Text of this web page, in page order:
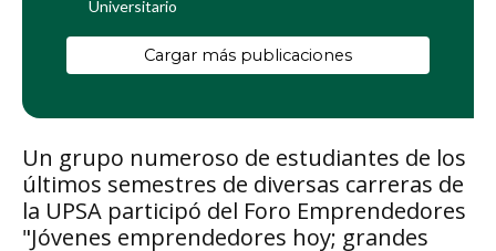
Un grupo numeroso de estudiantes de los
últimos semestres de diversas carreras de
la UPSA participó del Foro Emprendedores
"Jóvenes emprendedores hoy; grandes
Universitario
Cargar más publicaciones